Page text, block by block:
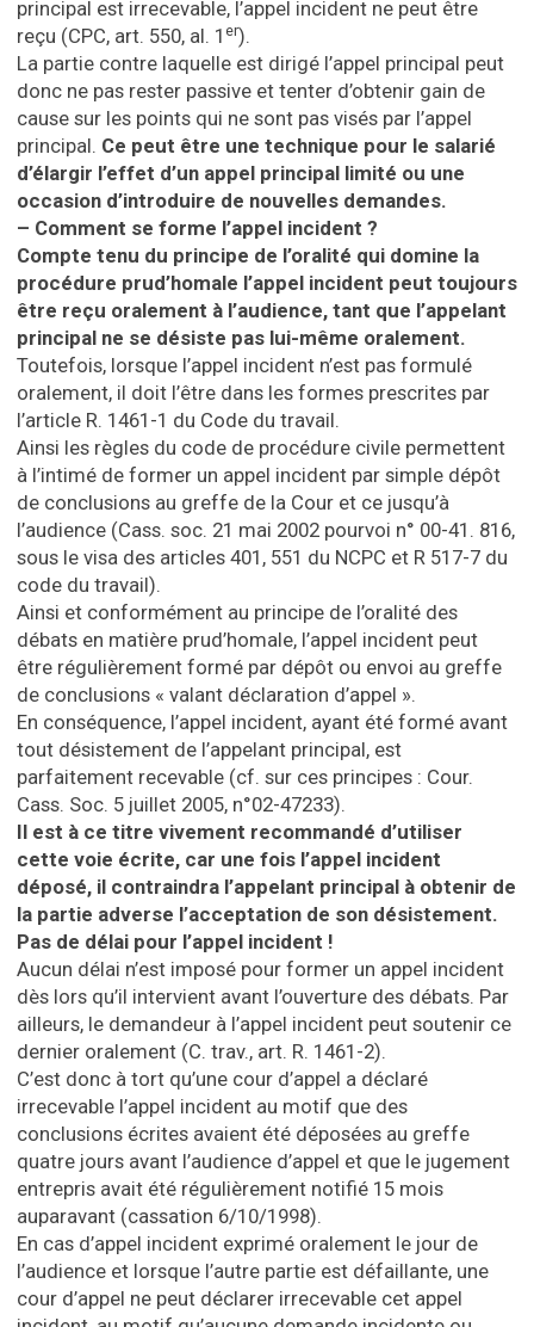
principal est irrecevable, l’appel incident ne peut être
reçu (CPC, art. 550, al. 1 er).
La partie contre laquelle est dirigé l’appel principal peut
donc ne pas rester passive et tenter d’obtenir gain de
cause sur les points qui ne sont pas visés par l’appel
principal. Ce peut être une technique pour le salarié
d’élargir l’effet d’un appel principal limité ou une
occasion d’introduire de nouvelles demandes.
– Comment se forme l’appel incident ?
Compte tenu du principe de l’oralité qui domine la
procédure prud’homale l’appel incident peut toujours
être reçu oralement à l’audience, tant que l’appelant
principal ne se désiste pas lui-même oralement.
Toutefois, lorsque l’appel incident n’est pas formulé
oralement, il doit l’être dans les formes prescrites par
l’article R. 1461-1 du Code du travail.
Ainsi les règles du code de procédure civile permettent
à l’intimé de former un appel incident par simple dépôt
de conclusions au greffe de la Cour et ce jusqu’à
l’audience (Cass. soc. 21 mai 2002 pourvoi n° 00-41. 816,
sous le visa des articles 401, 551 du NCPC et R 517-7 du
code du travail).
Ainsi et conformément au principe de l’oralité des
débats en matière prud’homale, l’appel incident peut
être régulièrement formé par dépôt ou envoi au greffe
de conclusions « valant déclaration d’appel ».
En conséquence, l’appel incident, ayant été formé avant
tout désistement de l’appelant principal, est
parfaitement recevable (cf. sur ces principes : Cour.
Cass. Soc. 5 juillet 2005, n°02-47233).
Il est à ce titre vivement recommandé d’utiliser
cette voie écrite, car une fois l’appel incident
déposé, il contraindra l’appelant principal à obtenir de
la partie adverse l’acceptation de son désistement.
Pas de délai pour l’appel incident !
Aucun délai n’est imposé pour former un appel incident
dès lors qu’il intervient avant l’ouverture des débats. Par
ailleurs, le demandeur à l’appel incident peut soutenir ce
dernier oralement (C. trav., art. R. 1461-2).
C’est donc à tort qu’une cour d’appel a déclaré
irrecevable l’appel incident au motif que des
conclusions écrites avaient été déposées au greffe
quatre jours avant l’audience d’appel et que le jugement
entrepris avait été régulièrement notifié 15 mois
auparavant (cassation 6/10/1998).
En cas d’appel incident exprimé oralement le jour de
l’audience et lorsque l’autre partie est défaillante, une
cour d’appel ne peut déclarer irrecevable cet appel